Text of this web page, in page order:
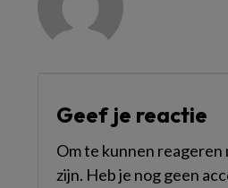
Geef je reactie
Om te kunnen reageren
zijn. Heb je nog geen